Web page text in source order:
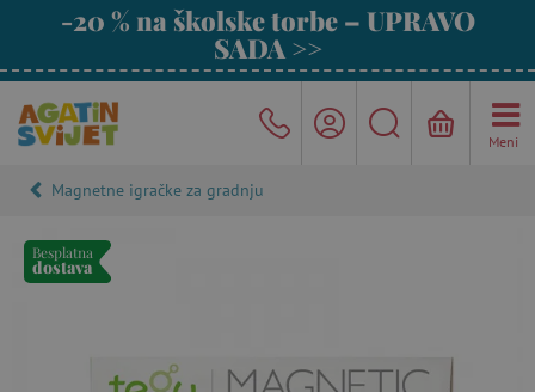
-20 % na školske torbe – UPRAVO
SADA >>
Meni
Magnetne igračke za gradnju
Besplatna
dostava